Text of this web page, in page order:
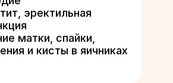
эректильная
матки, спайки,
и кисты в яичниках